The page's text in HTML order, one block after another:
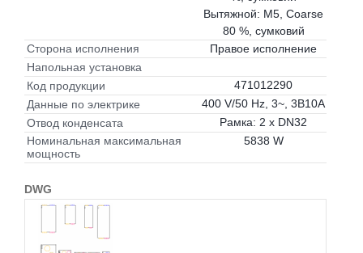
Вытяжной: M5, Coarse
80 %, сумковий
Сторона исполнения
Правое исполнение
Напольная установка
Код продукции
471012290
Данные по электрике
400 V/50 Hz, 3~, 3B10A
Отвод конденсата
Рамка: 2 x DN32
Номинальная максимальная
мощность
5838 W
DWG